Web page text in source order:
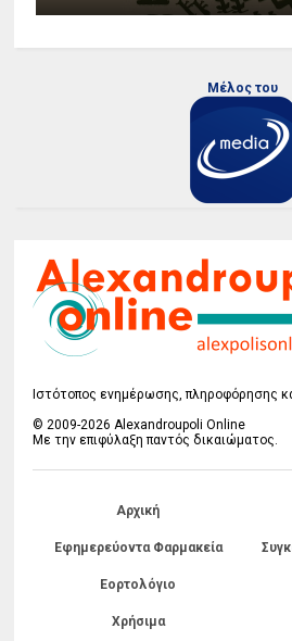
Μέλος του
Ιστότοπος ενημέρωσης, πληροφόρησης
© 2009-2026 Alexandroupoli Online
Με την επιφύλαξη παντός δικαιώματος.
Αρχική
Εφημερεύοντα Φαρμακεία
Εορτολόγιο
Χρήσιμα